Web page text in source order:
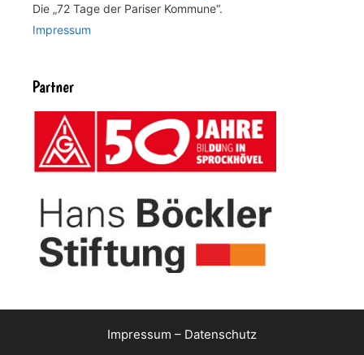
Die „72 Tage der Pariser Kommune“.
Impressum
Partner
Impressum – Datenschutz